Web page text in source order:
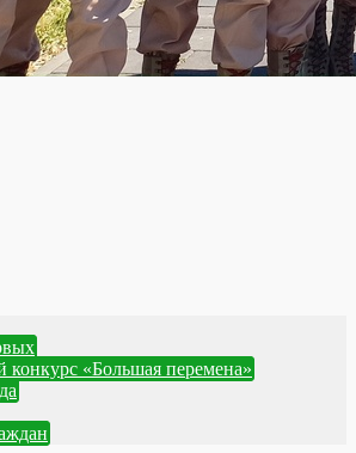
конкурс «Большая перемена»